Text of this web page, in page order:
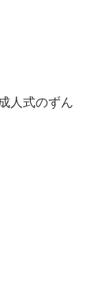
人式のずん